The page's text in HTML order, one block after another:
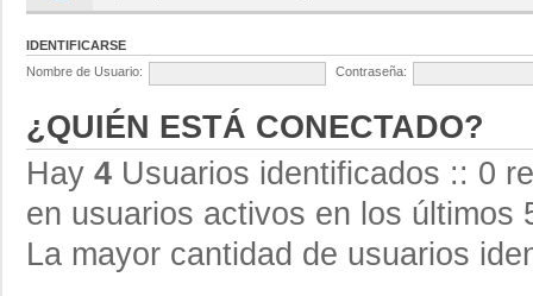
IDENTIFICARSE
Nombre de Usuario:
Contraseña:
¿QUIÉN ESTÁ CONECTADO?
Hay 4 Usuarios identificados :: 0
en usuarios activos en los últimos
La mayor cantidad de usuarios